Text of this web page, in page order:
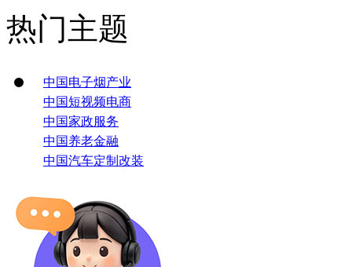
热门主题
中国电子烟产业
中国短视频电商
中国家政服务
中国养老金融
中国汽车定制改装